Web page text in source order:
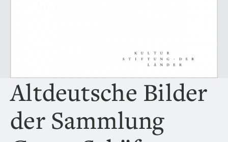
Altdeutsche Bilder
der Sammlung